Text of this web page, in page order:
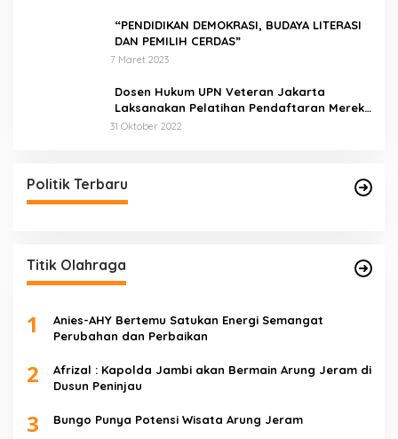
“PENDIDIKAN DEMOKRASI, BUDAYA LITERASI
DAN PEMILIH CERDAS”
7 Maret 2023
Dosen Hukum UPN Veteran Jakarta
Laksanakan Pelatihan Pendaftaran Merek
di Desa Jatisura Kabupaten Indramayu
31 Oktober 2022
Politik Terbaru
Titik Olahraga
1
Anies-AHY Bertemu Satukan Energi Semangat
Perubahan dan Perbaikan
2
Afrizal : Kapolda Jambi akan Bermain Arung Jeram di
Dusun Peninjau
3 Bungo Punya Potensi Wisata Arung Jeram